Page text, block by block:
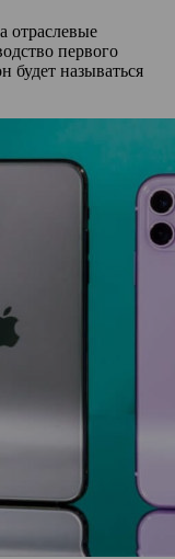
отраслевые
первого
будет называться